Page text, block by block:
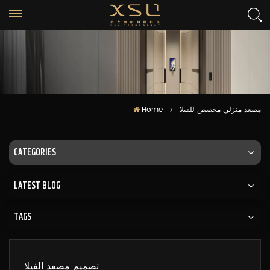
Home مصعد منزلي مخصص للفيلا
CATEGORIES
LATEST BLOG
TAGS
تصميم مصعد الفيلا